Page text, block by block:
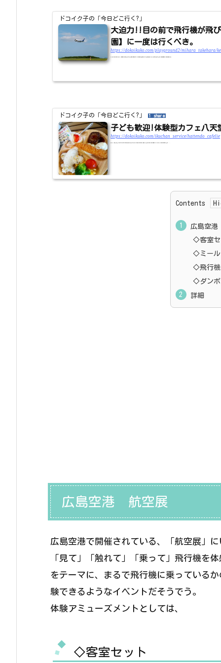
ドコイク子の「今日どこ行く?」
大迫力!!目の前で飛行機が飛
園】に一度は行くべき。
https://dokoikuko.com/playground2/mihara_takehara/
ドコイク子の「今日どこ行く?」 1 share
子ども歓迎!体験型カフェ八天
https://dokoikuko.com/ikuchan_service/hattendo_cafelie
Contents
広島空
◇客室セ
◇ミール
◇飛行機
◇ダンボ
詳細
広島空港 航空展
広島空港で開催されている、「航空展」
「見て」「触れて」「乗って」飛行機を
をテーマに、まるで飛行機に乗っている
験できるようなイベントだそうでう。
体験アミューズメントとしては、
◇客室セット